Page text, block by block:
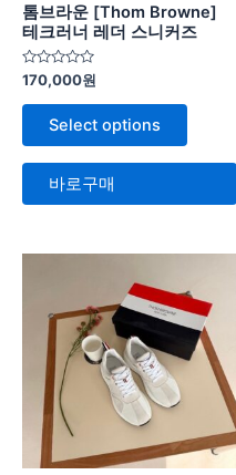
톰브라운 [Thom Browne]
테크러너 레더 스니커즈
5
중
에
로
가
170,000원
Select options
바로구매